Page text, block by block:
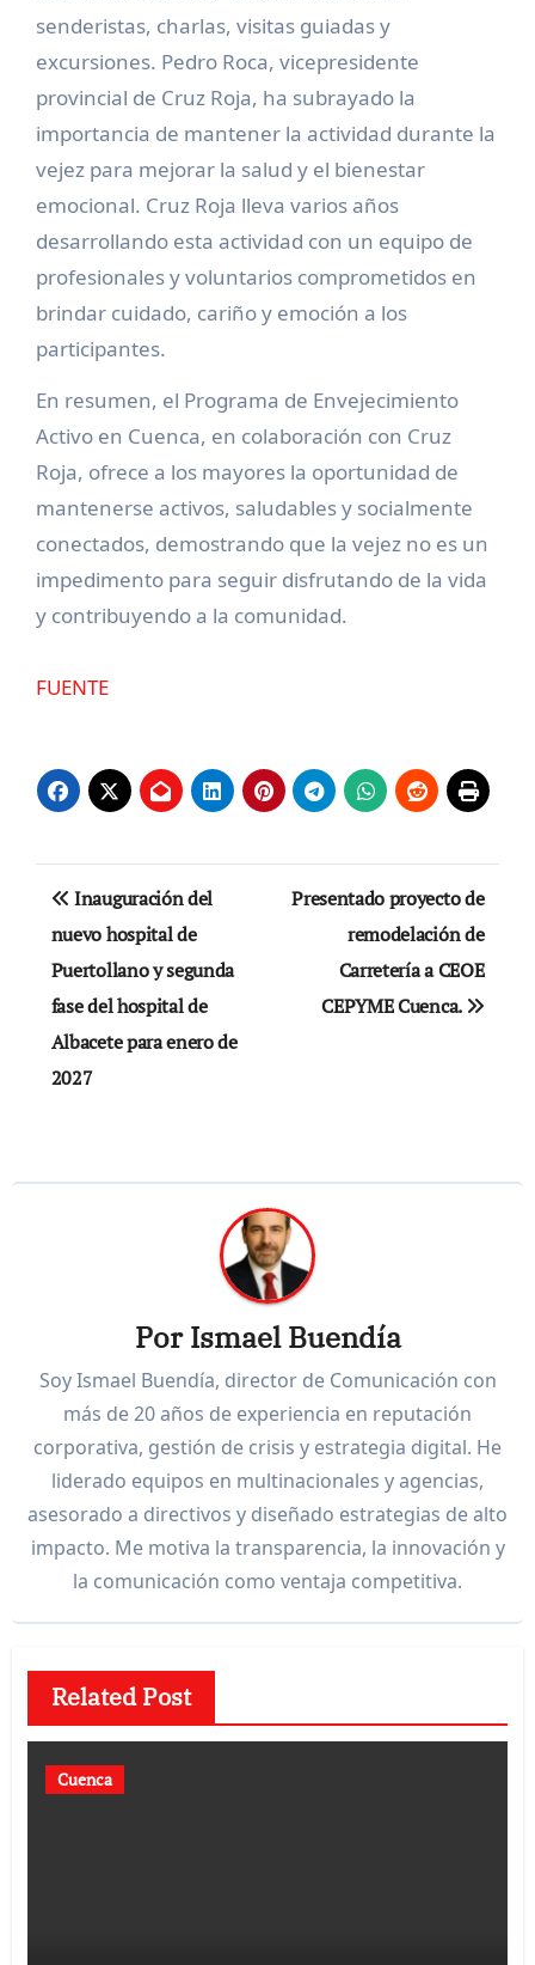
senderistas, charlas, visitas guiadas y
excursiones. Pedro Roca, vicepresidente
provincial de Cruz Roja, ha subrayado la
importancia de mantener la actividad durante la
vejez para mejorar la salud y el bienestar
emocional. Cruz Roja lleva varios años
desarrollando esta actividad con un equipo de
profesionales y voluntarios comprometidos en
brindar cuidado, cariño y emoción a los
participantes.
En resumen, el Programa de Envejecimiento
Activo en Cuenca, en colaboración con Cruz
Roja, ofrece a los mayores la oportunidad de
mantenerse activos, saludables y socialmente
conectados, demostrando que la vejez no es un
impedimento para seguir disfrutando de la vida
y contribuyendo a la comunidad.
FUENTE
Navegación
de
entradas
Inauguración del
nuevo hospital de
Puertollano y segunda
fase del hospital de
Albacete para enero de
2027
Presentado proyecto de
remodelación de
Carretería a CEOE
CEPYME Cuenca.
PorIsmael Buendía
Soy Ismael Buendía, director de Comunicación con
más de 20 años de experiencia en reputación
corporativa, gestión de crisis y estrategia digital. He
liderado equipos en multinacionales y agencias,
asesorado a directivos y diseñado estrategias de alto
impacto. Me motiva la transparencia, la innovación y
la comunicación como ventaja competitiva.
Related Post
Cuenca